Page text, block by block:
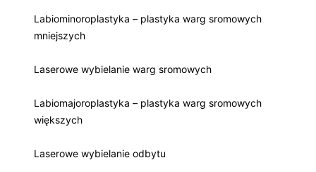
Labiominoroplastyka – plastyka warg sromowych
mniejszych
Laserowe wybielanie warg sromowych
Labiomajoroplastyka – plastyka warg sromowych
większych
Laserowe wybielanie odbytu